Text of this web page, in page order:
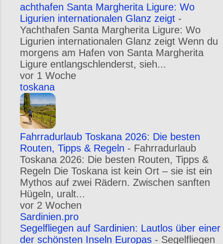
achthafen Santa Margherita Ligure: Wo
Ligurien internationalen Glanz zeigt -
Yachthafen Santa Margherita Ligure: Wo
Ligurien internationalen Glanz zeigt Wenn du
morgens am Hafen von Santa Margherita
Ligure entlangschlenderst, sieh...
vor 1 Woche
toskana
Fahrradurlaub Toskana 2026: Die besten
Routen, Tipps & Regeln - Fahrradurlaub
Toskana 2026: Die besten Routen, Tipps &
Regeln Die Toskana ist kein Ort – sie ist ein
Mythos auf zwei Rädern. Zwischen sanften
Hügeln, uralt...
vor 2 Wochen
Sardinien.pro
Segelfliegen auf Sardinien: Lautlos über einer
der schönsten Inseln Europas - Segelfliegen